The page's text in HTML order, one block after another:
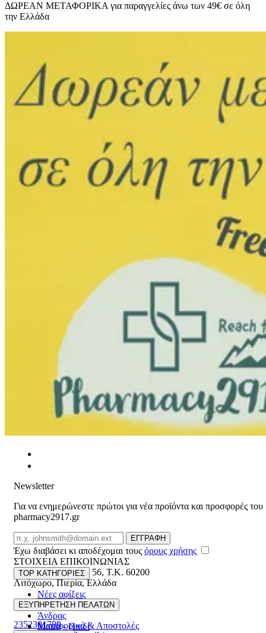
ΔΩΡΕΑΝ ΜΕΤΑΦΟΡΙΚΑ για παραγγελίες άνω των 49€ σε όλη
την Ελλάδα
Newsletter
Για να ενημερώνεστε πρώτοι για νέα προϊόντα και προσφορές του
pharmacy2917.gr
Email
ΕΓΓΡΑΦΗ
Έχω διαβάσει κι αποδέχομαι τους όρους χρήσης
ΣΤΟΙΧΕΙΑ ΕΠΙΚΟΙΝΩΝΙΑΣ
Βασ. Κωνσταντίνου 56, T.K. 60200
Λιτόχωρο,Πιερία,Ελλάδα
ΓΕΜΗ:165892448000
2352301789
TOP ΚΑΤΗΓΟΡΙΕΣ
Νέες αφίξεις
Γυναίκα
Άνδρας
Μαμά - Παιδί
ΕΞΥΠΗΡΕΤΗΣΗ ΠΕΛΑΤΩΝ
Μεταφορικά & Αποστολές